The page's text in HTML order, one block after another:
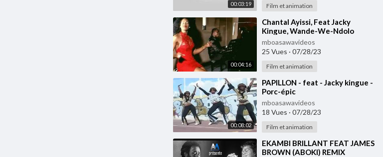
00:03:19 Film et animation
00:04:16
⁣Chantal Ayissi, Feat Jacky
Kingue, Wande-We-Ndolo
mboasawavideos
25 Vues · 07/28/23
Film et animation
00:08:02
⁣PAPILLON - feat - Jacky kingue -
Porc-épic
mboasawavideos
18 Vues · 07/28/23
Film et animation
⁣EKAMBI BRILLANT FEAT JAMES
BROWN (ABOKI) REMIX